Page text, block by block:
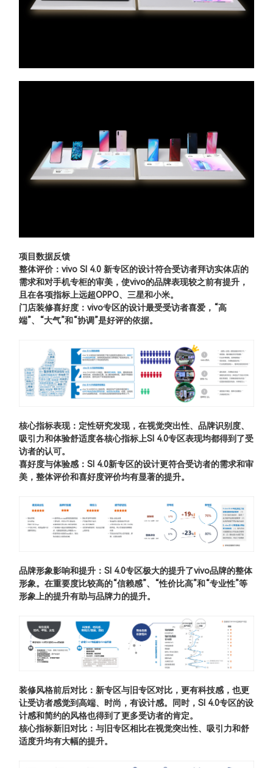
项目数据反馈
整体评价：vivo SI 4.0 新专区的设计符合受访者拜访实体店的
需求和对手机专柜的审美，使vivo的品牌表现较之前有提升，
且在各项指标上远超OPPO、三星和小米。
门店装修喜好度：vivo专区的设计最受受访者喜爱，“高
端”、“大气”和“协调”是好评的依据。
核心指标表现：定性研究发现，在视觉突出性、品牌识别度、
吸引力和体验舒适度各核心指标上SI 4.0专区表现均都得到了受
访者的认可。
喜好度与体验感：SI 4.0新专区的设计更符合受访者的需求和审
美，整体评价和喜好度评价均有显著的提升。
品牌形象影响和提升：SI 4.0专区极大的提升了vivo品牌的整体
形象。在重要度比较高的“信赖感”、“性价比高”和“专业性”等
形象上的提升有助与品牌力的提升。
装修风格前后对比：新专区与旧专区对比，更有科技感，也更
让受访者感觉到高端、时尚，有设计感。
同时，SI 4.0专区的设
计感和简约的风格也得到了更多受访者的肯定。
核心指标新旧对比：与旧专区相比在视觉突出性、吸引力和舒
适度升均有大幅的提升。